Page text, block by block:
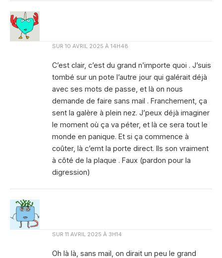
SUR 10 AVRIL 2025 À 14H48
C’est clair, c’est du grand n’importe quoi . J’suis
tombé sur un pote l’autre jour qui galérait déjà
avec ses mots de passe, et là on nous
demande de faire sans mail . Franchement, ça
sent la galère à plein nez. J’peux déjà imaginer
le moment où ça va péter, et là ce sera tout le
monde en panique. Et si ça commence à
coûter, là c’emt la porte direct. Ils son vraiment
à côté de la plaque . Faux (pardon pour la
digression)
SUR 11 AVRIL 2025 À 3H14
Oh là là, sans mail, on dirait un peu le grand